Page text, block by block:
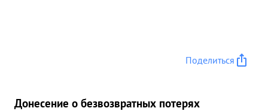
Поделиться
Донесение о безвозвратных потерях